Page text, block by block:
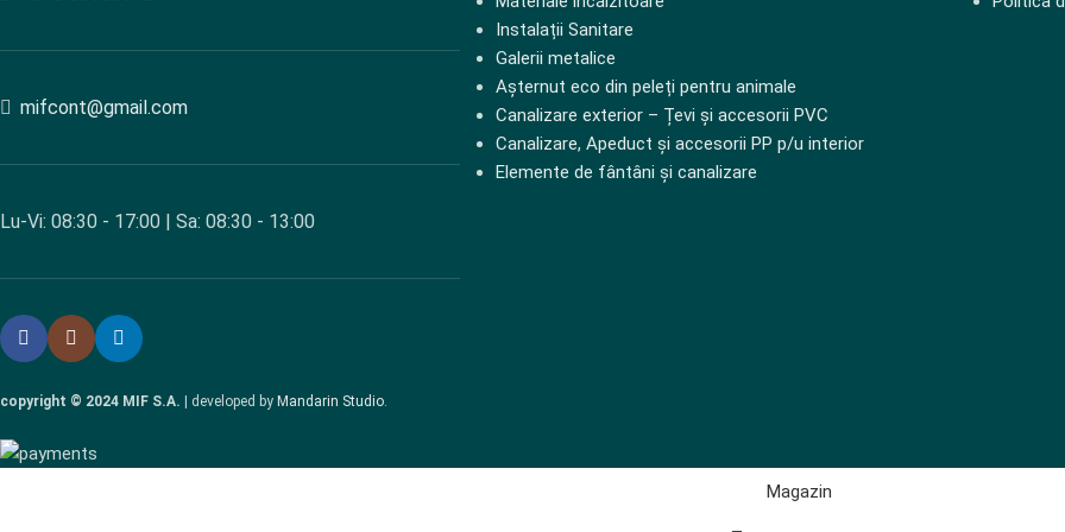
mifcont@gmail.com
Lu-Vi: 08:30 - 17:00 | Sa: 08:30 - 13:00
Instalații Sanitare
Galerii metalice
Așternut eco din peleți pentru animale
Canalizare exterior – Țevi și accesorii PVC
Canalizare, Apeduct și accesorii PP p/u interior
Elemente de fântâni și canalizare
copyright © 2024 MIF S.A. | developed by Mandarin Studio.
Magazin